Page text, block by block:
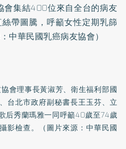
會集結400位來自全台的病友
帶圖騰，呼籲女性定期乳篩
中華民國乳癌病友協會）
會理事長黃淑芳、衛生福利部國
台北市政府副秘書長王玉芬、立
后秀蘭瑪雅一同呼籲40歲至74歲
影檢查。（圖片來源：中華民國